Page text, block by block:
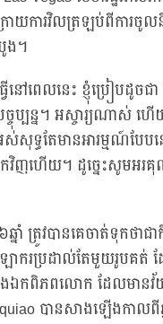
យការវិលត្រឡប់ពីការចូលនិ
ង។
នៅពេលនេះ ខ្ញុំប្រៀបដូច
បន្ន។ អស្ចារ្យណាស់ ហើយ
ធតែមានអារម្មណ៍បែបនេ
វិញហើយ។ ដូច្នេះសូមអរ
នាំ ត្រូវបានគេចាត់ទុក
កីឡាករប្រដាល់តែមួយរូ
ឯកពិភពលោក ដែលមានវ័យ
បានសាងឡើងកាល